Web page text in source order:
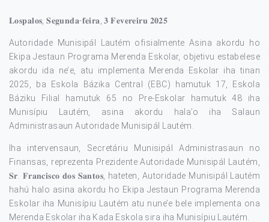
𝐋𝐨𝐬𝐩𝐚𝐥𝐨𝐬, 𝐒𝐞𝐠𝐮𝐧𝐝𝐚-𝐟𝐞𝐢𝐫𝐚, 𝟑 𝐅𝐞𝐯𝐞𝐫𝐞𝐢𝐫𝐮 𝟐𝟎𝟐𝟓
Autoridade Munisipál Lautém ofisialmente Asina akordu ho
Ekipa Jestaun Programa Merenda Eskolar, objetivu estabelese
akordu ida ne’e, atu implementa Merenda Eskolar iha tinan
2025, ba Eskola Bázika Central (EBC) hamutuk 17, Eskola
Báziku Filial hamutuk 65 no Pre-Eskolar hamutuk 48 iha
Munisípiu Lautém, asina akordu hala’o iha Salaun
Administrasaun Autoridade Munisipál Lautém.
Iha intervensaun, Secretáriu Munisipál Administrasaun no
Finansas, reprezenta Prezidente Autoridade Munisipál Lautém,
𝐒𝐫. 𝐅𝐫𝐚𝐧𝐜𝐢𝐬𝐜𝐨 𝐝𝐨𝐬 𝐒𝐚𝐧𝐭𝐨𝐬, hateten, Autoridade Munisipál Lautém
hahú halo asina akordu ho Ekipa Jestaun Programa Merenda
Eskolar iha Munisípiu Lautém atu nune’e bele implementa ona
Merenda Eskolar iha Kada Eskola sira iha Munisípiu Lautém.